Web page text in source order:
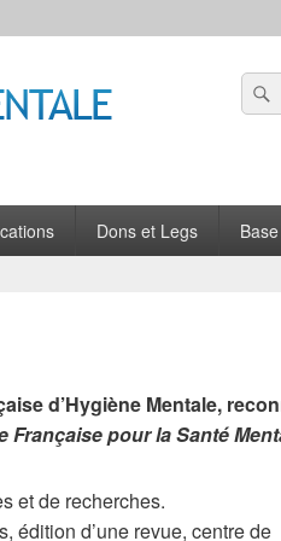
Dons et Legs
d’Hygiène Mentale,
Française pour la Santé
et de recherches.
édition d’une revue, centre de